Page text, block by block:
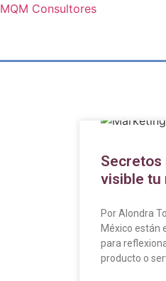
MQM Consultores
Secretos
visible tu
Por Alondra
México están
para
producto o